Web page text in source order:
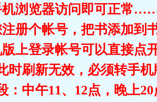
机浏览器访问即可正常
册个帐号，把书添加到
上登录帐号可以直接点
时刷新无效，必须转手机
：中午11、12点，晚上20